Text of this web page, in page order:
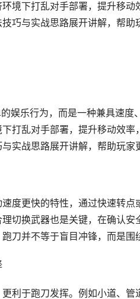
境下打乱对手部署，提升移
巧与实战思路展开讲解，帮
娱乐行为，而是一种兼具速
打乱对手部署，提升移动效
实战思路展开讲解，帮助玩家
度更快的特性，通过快速转
切换武器也是关键，在确认
刀并不等于盲目冲锋，而是围
利于跑刀发挥。例如小道、